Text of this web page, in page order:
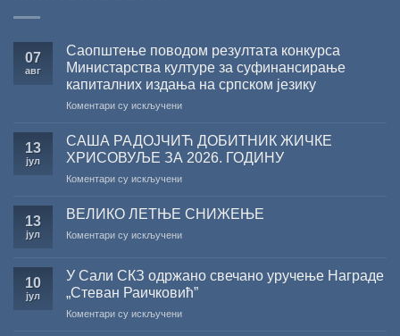
07
авг
Саопштење поводом резултата конкурса
Министарства културе за суфинансирање
капиталних издања на српском језику
Коментари су искљученина
поводом
резултата
конкурса
Министарства
за
капиталних
на
српском
13
јул
САША РАДОЈЧИЋ ДОБИТНИК ЖИЧКЕ
ХРИСОВУЉЕ ЗА 2026. ГОДИНУ
Коментари су искљученина
РАДОЈЧИЋ
ЖИЧКЕ
2026.
ГОДИНУ
13
јул
ВЕЛИКО ЛЕТЊЕ СНИЖЕЊЕ
Коментари су искљученина
СНИЖЕЊЕ
10
јул
У Сали СКЗ одржано свечано уручење Награде
„Стеван Раичковић”
Коментари су искљученина